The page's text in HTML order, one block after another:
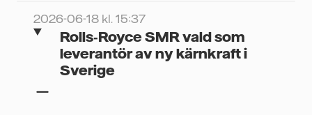
Guider
Artiklar
Krönikor
Event
Om oss
2026-06-18 kl. 15:37
Rolls‑Royce SMR vald som
leverantör av ny kärnkraft i
Sverige